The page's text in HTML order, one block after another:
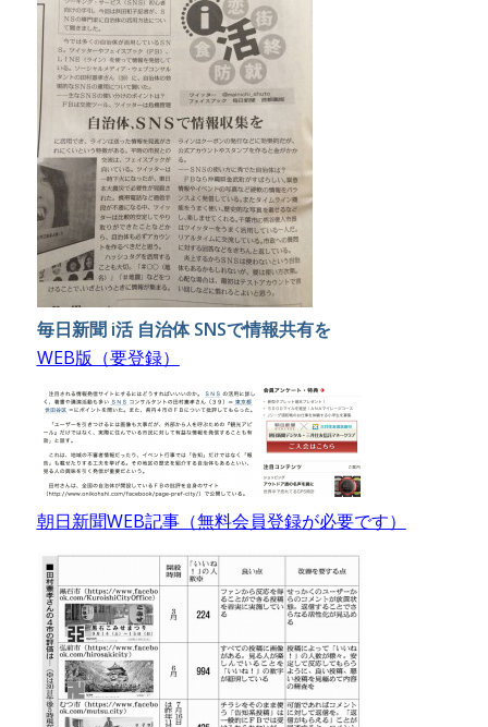
毎日新聞 i活 自治体 SNSで情報共有を
WEB版（要登録）
朝日新聞WEB記事（無料会員登録が必要です）